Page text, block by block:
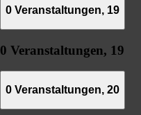
0 Veranstaltungen, 19
0 Veranstaltungen, 19
0 Veranstaltungen, 20